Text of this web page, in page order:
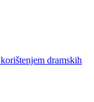
dramskih